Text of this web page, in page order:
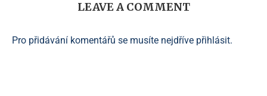
LEAVE A COMMENT
Pro přidávání komentářů se musíte nejdříve přihlásit.